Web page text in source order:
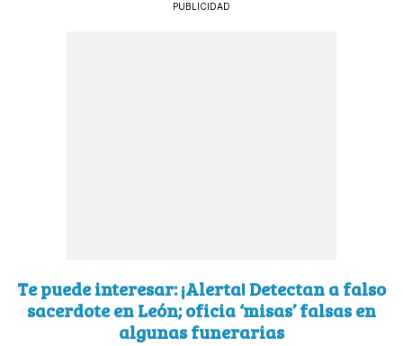
PUBLICIDAD
Te puede interesar: ¡Alerta! Detectan a falso
sacerdote en León; oficia ‘misas’ falsas en
algunas funerarias